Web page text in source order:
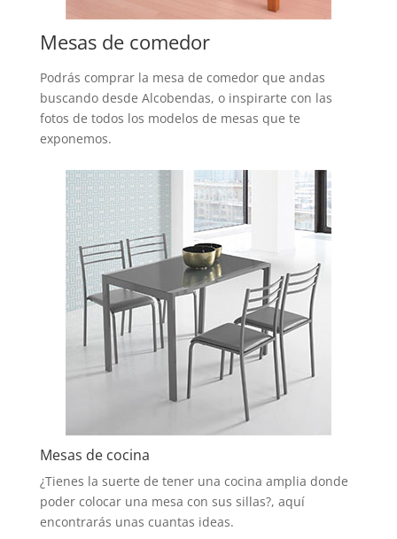
Mesas de comedor
Podrás comprar la mesa de comedor que andas
buscando desde Alcobendas, o inspirarte con las
fotos de todos los modelos de mesas que te
exponemos.
Mesas de cocina
¿Tienes la suerte de tener una cocina amplia donde
poder colocar una mesa con sus sillas?, aquí
encontrarás unas cuantas ideas.